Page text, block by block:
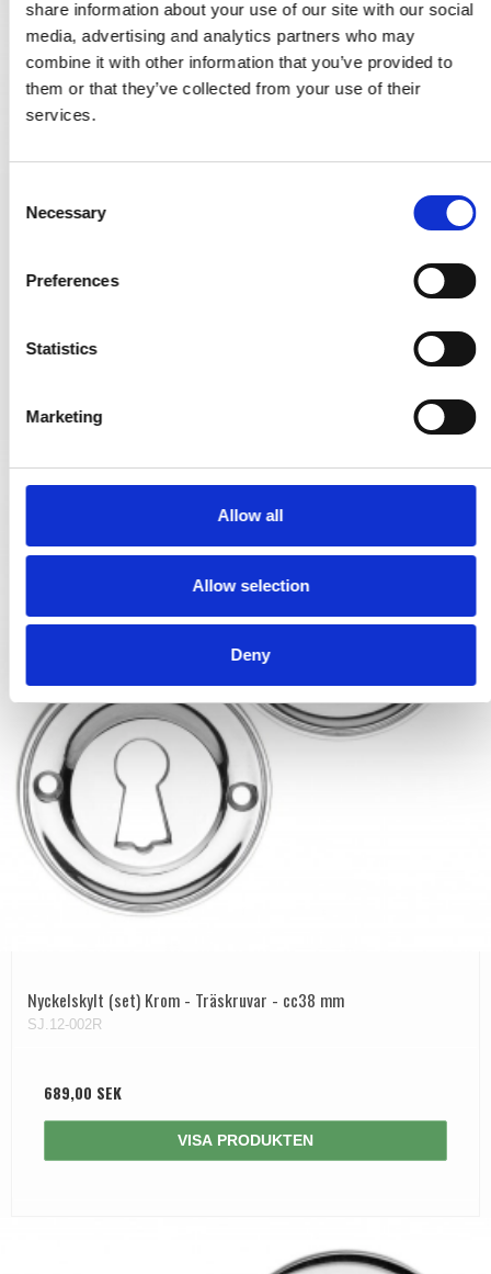
share information about your use of our site with our social
media, advertising and analytics partners who may
combine it with other information that you’ve provided to
them or that they’ve collected from your use of their
services.
Necessary
Preferences
Statistics
Marketing
Allow all
Allow selection
Deny
Nyckelskylt (set) - Nickel - skruvar - cc27mm
Nyckelskylt (set) Krom - Träskruvar - cc38 mm
SJ.12-002R
689,00 SEK
VISA PRODUKTEN